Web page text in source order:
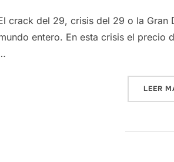
crack del 29, crisis del 29 o la
entero. En esta crisis el
LEER